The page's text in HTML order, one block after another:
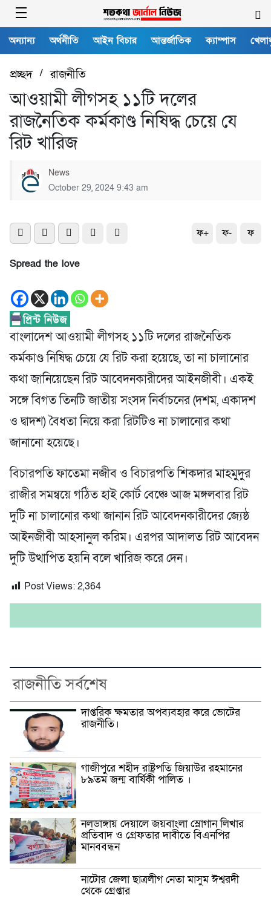
অন্যান্য অর্থনীতি আইন বিচার আন্তর্জাতিক ক্যাম্পাস
প্রচ্ছদ/রাজনীতি
আওয়ামী লীগসহ ১১টি দলের
রাজনৈতিক কর্মকাণ্ড নিষিদ্ধ চেয়ে যে
রিট খারিজ
News
October 29, 2024 9:43 am
ফ+ ফ- ফ
Spread the love
বাংলাদেশ আওয়ামী লীগসহ ১১টি দলের রাজনৈতিক
কর্মকাণ্ড নিষিদ্ধ চেয়ে যে রিট করা হয়েছে, তা না চালানোর
কথা জানিয়েছেন রিট আবেদনকারীদের আইনজীবী। একই
সঙ্গে বিগত তিনটি জাতীয় সংসদ নির্বাচনের (দশম, একাদশ
ও দ্বাদশ) বৈধতা নিয়ে করা রিটটিও না চালানোর কথা
জানানো হয়েছে।
বিচারপতি ফাতেমা নজীব ও বিচারপতি শিকদার মাহমুদুর
রাজীর সমন্বয়ে গঠিত হাই কোর্ট বেঞ্চে আজ মঙ্গলবার রিট
দুটি না চালানোর কথা জানান রিট আবেদনকারীদের জ্যেষ্ঠ
আইনজীবী আহসানুল করিম। এরপর আদালত রিট আবেদন
দুটি উত্থাপিত হয়নি বলে খারিজ করে দেন।
Post Views:2,364
রাজনীতি সর্বশেষ
দাপ্তরিক ক্ষমতার অপব্যবহার করে ভোটের
রাজনীতি।
গাজীপুরে শহীদ রাষ্ট্রপতি জিয়াউর রহমানের
৮৯তম জন্ম বার্ষিকী পালিত ।
নলডাঙ্গায় দেয়ালে জয়বাংলা স্লোগান লিখার
প্রতিবাদ ও গ্রেফতার দাবীতে বিএনপির
মানববন্ধন
নাটোর জেলা ছাত্রলীগ নেতা মাসুম ঈশ্বরদী
থেকে গ্রেপ্তার